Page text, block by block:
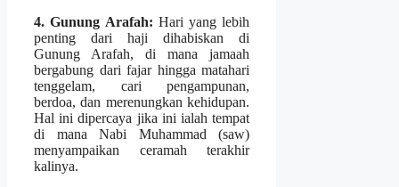
4. Gunung Arafah: Hari yang lebih
penting dari haji dihabiskan di
Gunung Arafah, di mana jamaah
bergabung dari fajar hingga matahari
tenggelam, cari pengampunan,
berdoa, dan merenungkan kehidupan.
Hal ini dipercaya jika ini ialah tempat
di mana Nabi Muhammad (saw)
menyampaikan ceramah terakhir
kalinya.